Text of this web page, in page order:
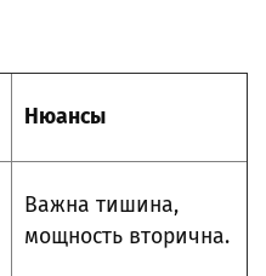
Нюансы
Важна тишина,
мощность вторична.